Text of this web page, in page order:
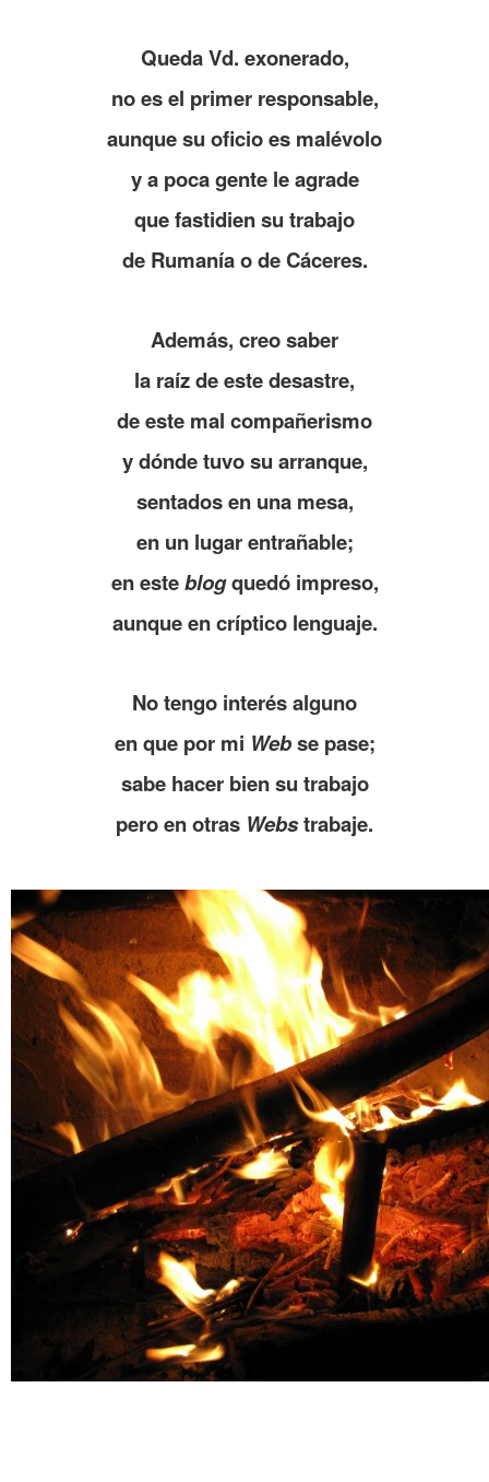
Queda Vd. exonerado,
no es el primer responsable,
aunque su oficio es malévolo
y a poca gente le agrade
que fastidien su trabajo
de Rumanía o de Cáceres.
Además, creo saber
la raíz de este desastre,
de este mal compañerismo
y dónde tuvo su arranque,
sentados en una mesa,
en un lugar entrañable;
en esteblogquedó impreso,
aunque en críptico lenguaje.
No tengo interés alguno
en que por mi Webse pase;
sabe hacer bien su trabajo
pero en otras Webstrabaje.